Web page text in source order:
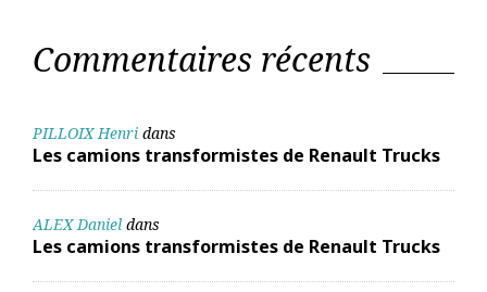
Commentaires récents
PILLOIX Henri dans
Les camions transformistes de Renault Trucks
ALEX Daniel dans
Les camions transformistes de Renault Trucks